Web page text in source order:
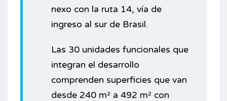
nexo con la ruta 14, vía de
ingreso al sur de Brasil.
Las 30 unidades funcionales que
integran el desarrollo
comprenden superficies que van
desde 240 m² a 492 m² con